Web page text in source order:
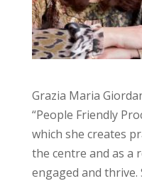
Grazia Maria
“People Friendly
which she creates
the centre and as a
engaged and thrive.